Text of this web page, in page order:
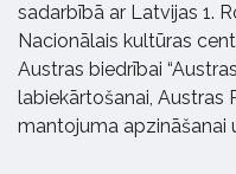
sadarbībā ar Latvijas 1.
Nacionālais kultūras
Austras biedrībai
labiekārtošanai, Austras
mantojuma apzināšanai